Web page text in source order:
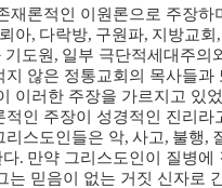
재론적인 이원론으로 주장하
아, 다락방, 구원파, 지방교회 ,
도원 , 일부 극단적세대주의
지 않은 정통교회의 목사들과
이러한 주장을 가르지고 있
적인 주장이 성경적인 진리라
리스도인들은 악, 사고, 불행,
다. 만약 그리스도인이 질병에
는 믿음이 없는 거짓 신자로